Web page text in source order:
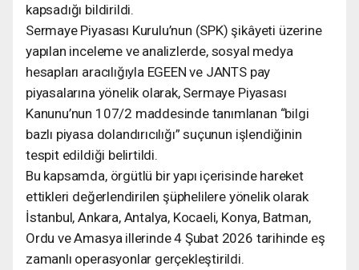
kapsadığı bildirildi.
Sermaye Piyasası Kurulu’nun (SPK) şikâyeti üzerine
yapılan inceleme ve analizlerde, sosyal medya
hesapları aracılığıyla EGEEN ve JANTS pay
piyasalarına yönelik olarak, Sermaye Piyasası
Kanunu’nun 107/2 maddesinde tanımlanan “bilgi
bazlı piyasa dolandırıcılığı” suçunun işlendiğinin
tespit edildiği belirtildi.
Bu kapsamda, örgütlü bir yapı içerisinde hareket
ettikleri değerlendirilen şüphelilere yönelik olarak
İstanbul, Ankara, Antalya, Kocaeli, Konya, Batman,
Ordu ve Amasya illerinde 4 Şubat 2026 tarihinde eş
zamanlı operasyonlar gerçekleştirildi.